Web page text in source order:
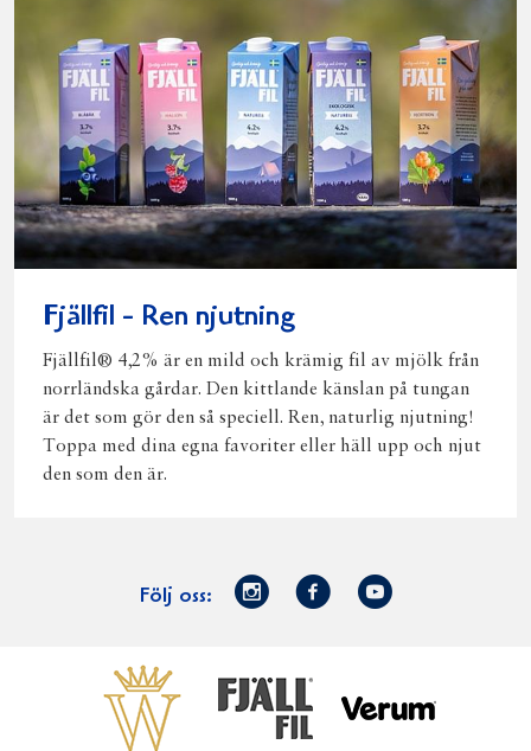
Fjällfil - Ren njutning
Fjällfil® 4,2% är en mild och krämig fil av mjölk från
norrländska gårdar. Den kittlande känslan på tungan
är det som gör den så speciell. Ren, naturlig njutning!
Toppa med dina egna favoriter eller häll upp och njut
den som den är.
Följ oss:
Norrmejerier
Facebook
Youtube
Gör gott för Norrländska
VästerbottensostFjällfil